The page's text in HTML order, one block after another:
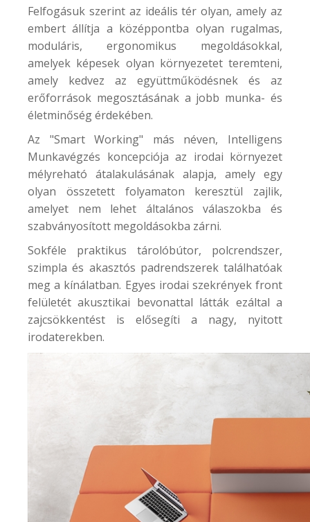
Felfogásuk szerint az ideális tér olyan, amely az
embert állítja a középpontba olyan rugalmas,
moduláris, ergonomikus megoldásokkal,
amelyek képesek olyan környezetet teremteni,
amely kedvez az együttműködésnek és az
erőforrások megosztásának a jobb munka- és
életminőség érdekében.
Az "Smart Working" más néven, Intelligens
Munkavégzés koncepciója az irodai környezet
mélyreható átalakulásának alapja, amely egy
olyan összetett folyamaton keresztül zajlik,
amelyet nem lehet általános válaszokba és
szabványosított megoldásokba zárni.
Sokféle praktikus tárolóbútor, polcrendszer,
szimpla és akasztós padrendszerek találhatóak
meg a kínálatban. Egyes irodai szekrények front
felületét akusztikai bevonattal látták ezáltal a
zajcsökkentést is elősegíti a nagy, nyitott
irodaterekben.